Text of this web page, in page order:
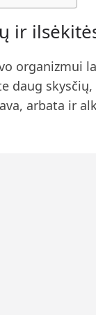
ir
organizmui
daug
arbata ir